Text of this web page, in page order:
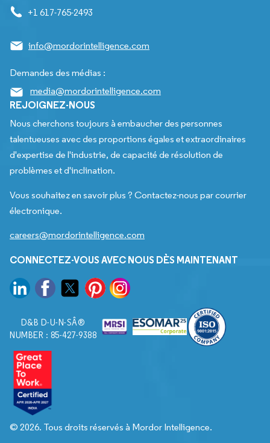
+1 617-765-2493
info@mordorintelligence.com
Demandes des médias :
media@mordorintelligence.com
REJOIGNEZ-NOUS
Nous cherchons toujours à embaucher des personnes
talentueuses avec des proportions égales et extraordinaires
d'expertise de l'industrie, de capacité de résolution de
problèmes et d'inclination.
Vous souhaitez en savoir plus ? Contactez-nous par courrier
électronique.
careers@mordorintelligence.com
CONNECTEZ-VOUS AVEC NOUS DÈS MAINTENANT
D&B D-U-N-SÂ®
NUMBER : 85-427-9388
© 2026. Tous droits réservés à Mordor Intelligence.